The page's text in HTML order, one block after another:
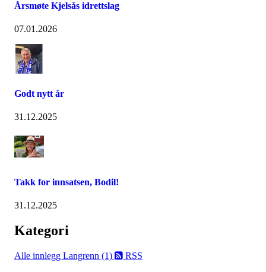
Årsmøte Kjelsås idrettslag
07.01.2026
Godt nytt år
31.12.2025
Takk for innsatsen, Bodil!
31.12.2025
Kategori
Alle innlegg Langrenn (1) RSS